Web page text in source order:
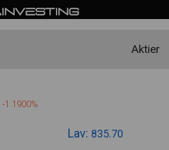
Aktier
-1.1900%
Lav: 835.70